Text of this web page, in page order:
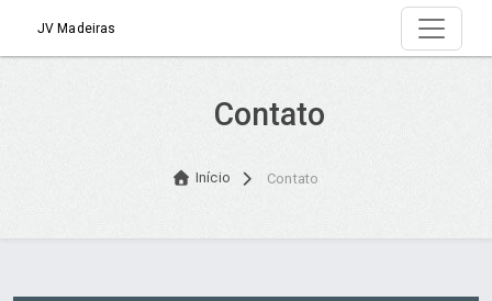
JV Madeiras
Contato
Início Contato